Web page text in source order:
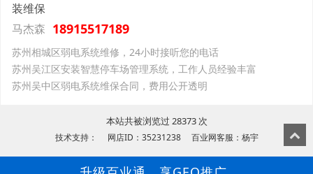
装维保
马杰森 18915517189
苏州相城区弱电系统维修，24小时接听您的电话
苏州吴江区安装智慧停车场管理系统，工作人员经验丰富
苏州吴中区弱电系统维保合同，费用公开透明
本站共被浏览过 28373 次
技术支持： 网店ID：35231238 百业网客服：杨宇